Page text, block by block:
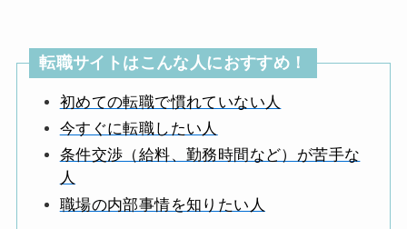
転職サイトはこんな人におすすめ！
初めての転職で慣れていない人
今すぐに転職したい人
条件交渉（給料、勤務時間など）が苦手な
人
職場の内部事情を知りたい人